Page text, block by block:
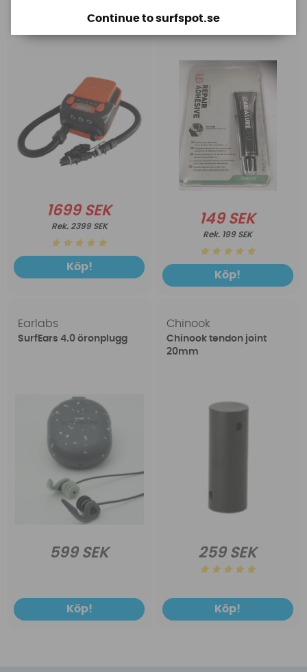
1699 SEK
2399 SEK
Köp!
149 SEK
199 SEK
Köp!
Earlabs
SurfEars 4.0 öronplugg
599 SEK
Köp!
Chinook
Chinook tendon joint
20mm
259 SEK
Köp!
Continue to surfspot.se